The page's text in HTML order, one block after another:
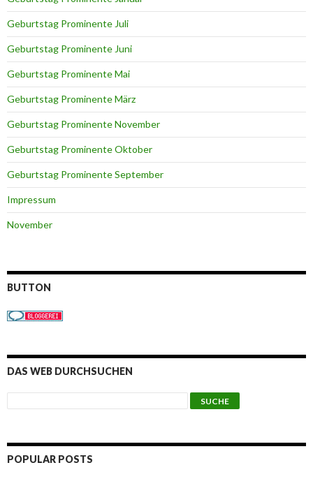
Geburtstag Prominente Juli
Geburtstag Prominente Juni
Geburtstag Prominente Mai
Geburtstag Prominente März
Geburtstag Prominente November
Geburtstag Prominente Oktober
Geburtstag Prominente September
Impressum
November
BUTTON
DAS WEB DURCHSUCHEN
POPULAR POSTS